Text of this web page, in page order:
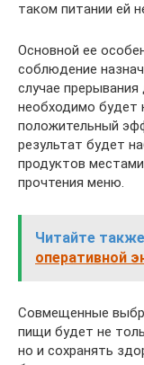
таком питании ей
Основной ее
соблюдение
случае
необходимо будет
положительный
результат будет
продуктов
прочтения меню.
Читайте
оперативной
Совмещенные
пищи будет не
но и сохранять